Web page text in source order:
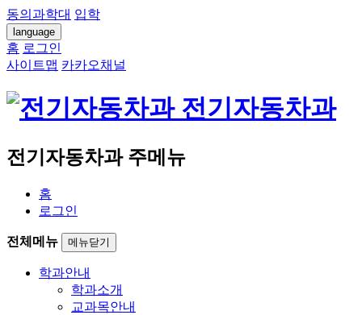
동의과학대 입학
language
홈 로그인
사이트맵 카카오채널
전기자동차과
전기자동차과 주메뉴
홈
로그인
전체메뉴 메뉴닫기
학과안내
학과소개
교과목안내